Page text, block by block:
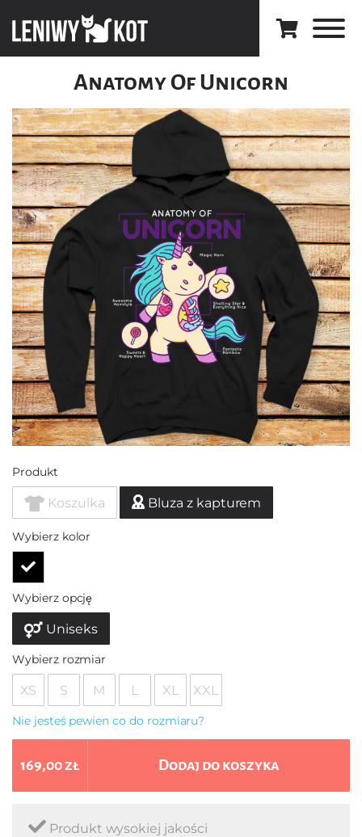
Anatomy Of Unicorn
Produkt
Koszulka Bluza z kapturem
Wybierz kolor
Wybierz opcję
Uniseks
Wybierz rozmiar
XS S M L XL XXL
Nie jesteś pewien co do rozmiaru?
169,00 zł Dodaj do koszyka
Produkt wysokiej jakości